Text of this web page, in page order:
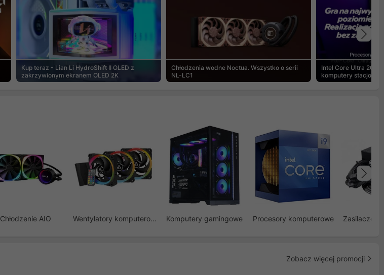
Kup teraz - Lian Li HydroShift II OLED z
zakrzywionym ekranem OLED 2K
Chłodzenia wodne Noctua. Wszystko o serii
NL-LC1
Intel Core Ultra 200S
komputery
Chłodzenie AIO Wentylatory komputerowe Komputery gamingowe Procesory komputerowe Zasilacze
Zobacz więcej promocji